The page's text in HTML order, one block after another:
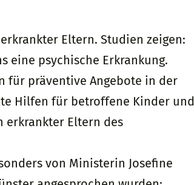
Eltern. Studien zeigen:
eine psychische Erkrankung.
für präventive Angebote in der
Hilfen für betroffene Kinder und
erkrankter Eltern des
von Ministerin Josefine